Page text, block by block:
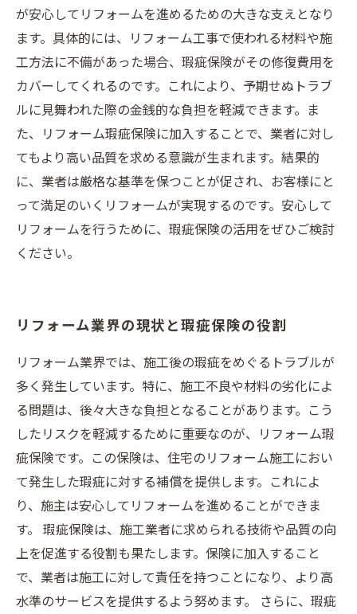
が安心してリフォームを進めるための大きな支えとなり
ます。具体的には、リフォーム工事で使われる材料や施
工方法に不備があった場合、瑕疵保険がその修復費用を
カバーしてくれるのです。これにより、予期せぬトラブ
ルに見舞われた際の金銭的な負担を軽減できます。ま
た、リフォーム瑕疵保険に加入することで、業者に対し
てもより高い品質を求める意識が生まれます。結果的
に、業者は厳格な基準を保つことが促され、お客様にと
って満足のいくリフォームが実現するのです。安心して
リフォームを行うために、瑕疵保険の活用をぜひご検討
ください。
リフォーム業界の現状と瑕疵保険の役割
リフォーム業界では、施工後の瑕疵をめぐるトラブルが
多く発生しています。特に、施工不良や材料の劣化によ
る問題は、後々大きな負担となることがあります。こう
したリスクを軽減するために重要なのが、リフォーム瑕
疵保険です。この保険は、住宅のリフォーム施工におい
て発生した瑕疵に対する補償を提供します。これによ
り、施主は安心してリフォームを進めることができま
す。 瑕疵保険は、施工業者に求められる技術や品質の向
上を促進する役割も果たします。保険に加入すること
で、業者は施工に対して責任を持つことになり、より高
水準のサービスを提供するよう努めます。 さらに、瑕疵